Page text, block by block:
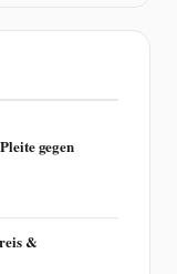
gegen
&